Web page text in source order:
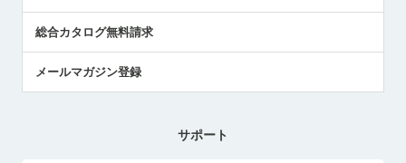
総合カタログ無料請求
メールマガジン登録
サポート